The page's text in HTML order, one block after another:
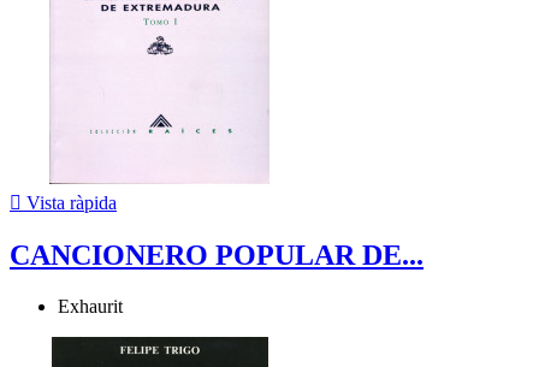
 Vista ràpida
CANCIONERO POPULAR DE...
Exhaurit